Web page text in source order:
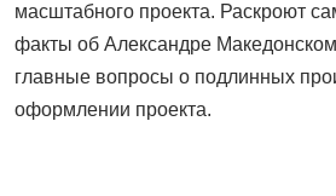
масштабного проекта. Раскроют
факты об Александре Македонском
главные вопросы о подлинных
оформлении проекта.